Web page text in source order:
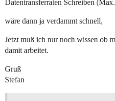
Datentransferraten Schreiben
wäre dann ja verdammt schnell,
Jetzt muß ich nur noch wissen ob
damit arbeitet.
Gruß
Stefan